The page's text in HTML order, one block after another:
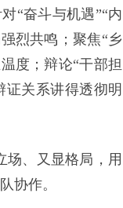
“奋斗与机遇”“内
烈共鸣；聚焦“乡
度；辩论“干部担
关系讲得透彻明
场、又显格局，用
协作。